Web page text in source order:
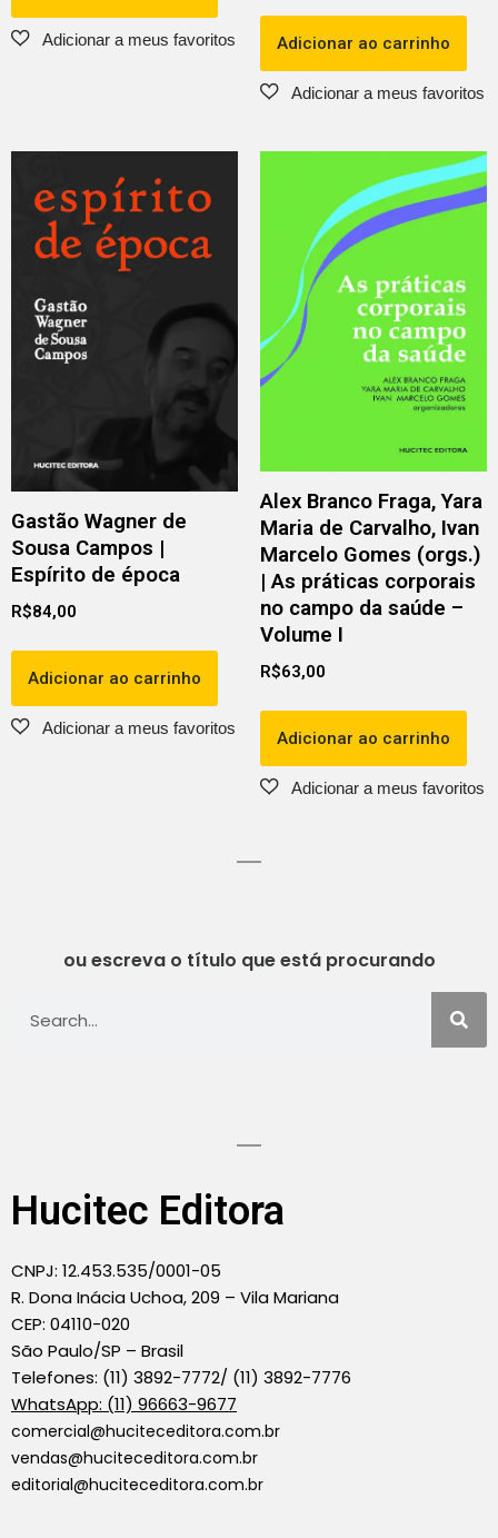
Adicionar ao carrinho
Gastão Wagner de
Sousa Campos |
Espírito de época
R$84,00
Adicionar ao carrinho
Alex Branco Fraga, Yara
Maria de Carvalho, Ivan
Marcelo Gomes (orgs.)
| As práticas corporais
no campo da saúde –
Volume I
R$63,00
Adicionar ao carrinho
ou escreva o título que está procurando
Hucitec Editora
CNPJ: 12.453.535/0001-05
R. Dona Inácia Uchoa, 209 – Vila Mariana
CEP: 04110-020
São Paulo/SP – Brasil
Telefones: (11) 3892-7772/ (11) 3892-7776
WhatsApp: (11) 96663-9677
comercial@huciteceditora.com.br
vendas@huciteceditora.com.br
editorial@huciteceditora.com.br